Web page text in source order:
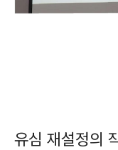
유심 재설정의